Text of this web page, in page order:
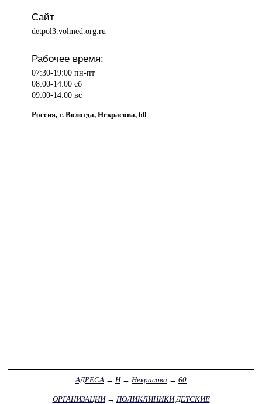
Сайт
detpol3.volmed.org.ru
Рабочее время:
07:30-19:00 пн-пт
08:00-14:00 сб
09:00-14:00 вс
Россия, г. Вологда, Некрасова, 60
АДРЕСА → Н→ Некрасова → 60
ОРГАНИЗАЦИИ→ ПОЛИКЛИНИКИ ДЕТСКИЕ